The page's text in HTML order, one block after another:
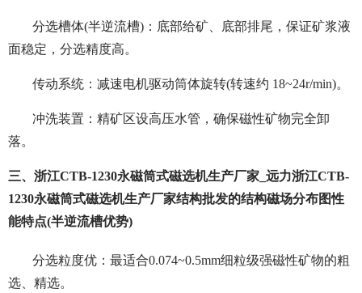
分选槽体(半逆流槽)：底部给矿、底部排尾，保证矿浆液
面稳定，分选精度高。
传动系统：减速电机驱动筒体旋转(转速约 18~24r/min)。
冲洗装置：精矿区设高压水管，确保磁性矿物完全卸
落。
三、浙江CTB-1230永磁筒式磁选机生产厂家_远力浙江CTB-
1230永磁筒式磁选机生产厂家结构批发的结构磁场分布图性
能特点(半逆流槽优势)
分选粒度优：最适合0.074~0.5mm细粒级强磁性矿物的粗
选、精选。